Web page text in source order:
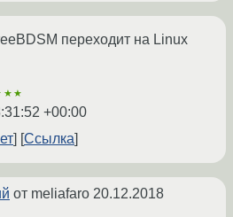
переходит на Linux
+00:00
Ссылка
от meliafaro 20.12.2018